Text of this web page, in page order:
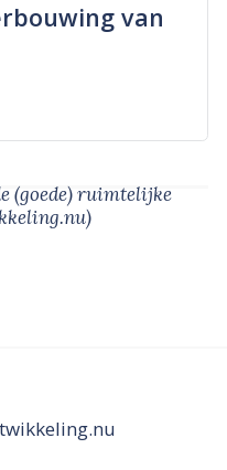
van
(goede) ruimtelijke